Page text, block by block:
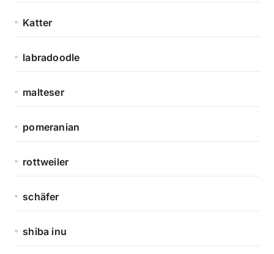
Katter
labradoodle
malteser
pomeranian
rottweiler
schäfer
shiba inu